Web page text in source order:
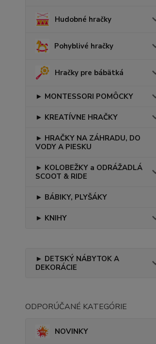
Hudobné hračky
Pohyblivé hračky
Hračky pre bábätká
► MONTESSORI POMÔCKY
► KREATÍVNE HRAČKY
► HRAČKY NA ZÁHRADU, DO
VODY A PIESKU
► KOLOBEŽKY a ODRÁŽADLÁ
SCOOT & RIDE
► BÁBIKY, PLYŠÁKY
► KNIHY
► DETSKÝ NÁBYTOK A
DEKORÁCIE
ODPORÚČANÉ KATEGÓRIE
NOVINKY